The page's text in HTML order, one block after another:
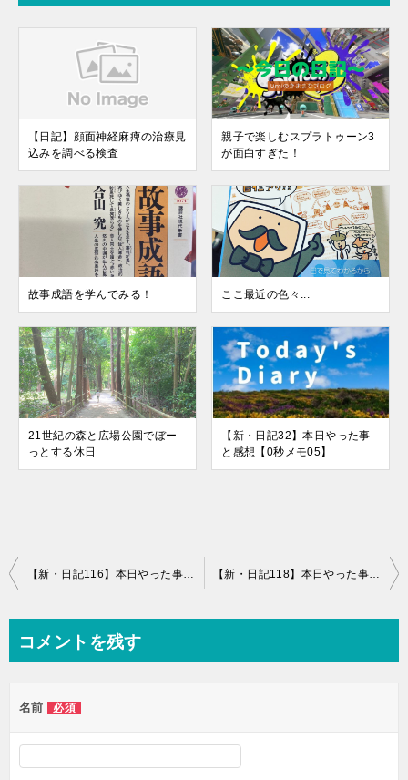
【日記】顔面神経麻痺の治療見
込みを調べる検査
親子で楽しむスプラトゥーン3
が面白すぎた！
故事成語を学んでみる！ ここ最近の色々...
21世紀の森と広場公園でぼー
っとする休日
【新・日記32】本日やった事
と感想【0秒メモ05】
投
ビ
ー
シ
【新・日記116】本日やった事と感想+古いSIMカードの罠 【新・日記118】本日やった事と感想+2匹目の針子、スケルトンキー読了。
コメントを残す
名前 必須